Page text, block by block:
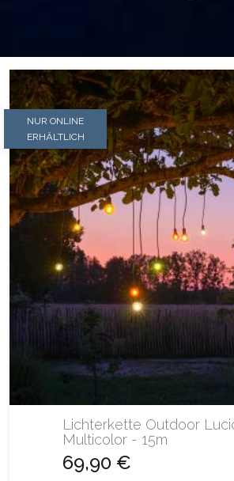
NUR ONLINE
ERHÄLTLICH
Lichterkette Outdoor
Multicolor - 15m
69,90 €